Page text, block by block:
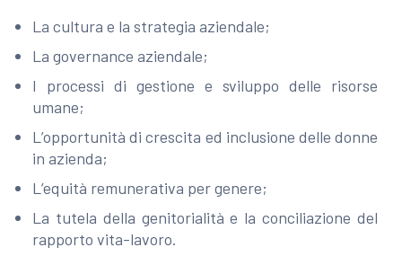
La cultura e la strategia aziendale;
La governance aziendale;
I processi di gestione e sviluppo delle risorse
umane;
L’opportunità di crescita ed inclusione delle donne
in azienda;
L’equità remunerativa per genere;
La tutela della genitorialità e la conciliazione del
rapporto vita-lavoro.